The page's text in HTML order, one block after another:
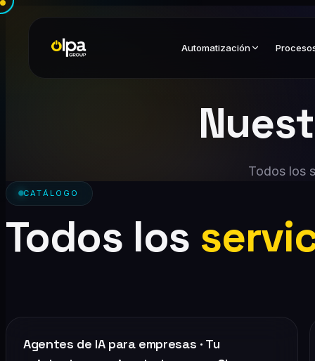
Automatización
Todos los
CATÁLOGO
Todos los
Agentes de IA para empresas · Tu